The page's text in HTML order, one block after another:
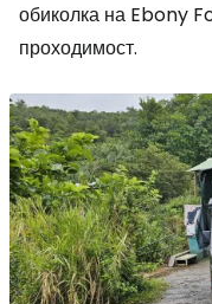
обиколка на Ebony
проходимост.